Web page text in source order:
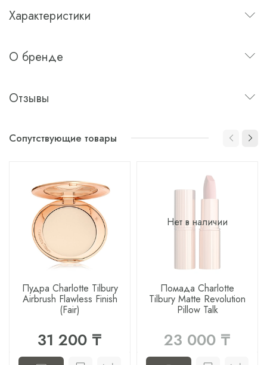
Характеристики
О бренде
Отзывы
Сопутствующие товары
Пудра Charlotte Tilbury
Airbrush Flawless Finish
(Fair)
31 200 ₸
Нет в наличии
Помада Charlotte
Tilbury Matte Revolution
Pillow Talk
23 000 ₸